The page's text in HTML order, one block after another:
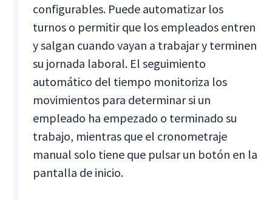
configurables. Puede automatizar los
turnos o permitir que los empleados entren
y salgan cuando vayan a trabajar y terminen
su jornada laboral. El seguimiento
automático del tiempo monitoriza los
movimientos para determinar si un
empleado ha empezado o terminado su
trabajo, mientras que el cronometraje
manual solo tiene que pulsar un botón en la
pantalla de inicio.